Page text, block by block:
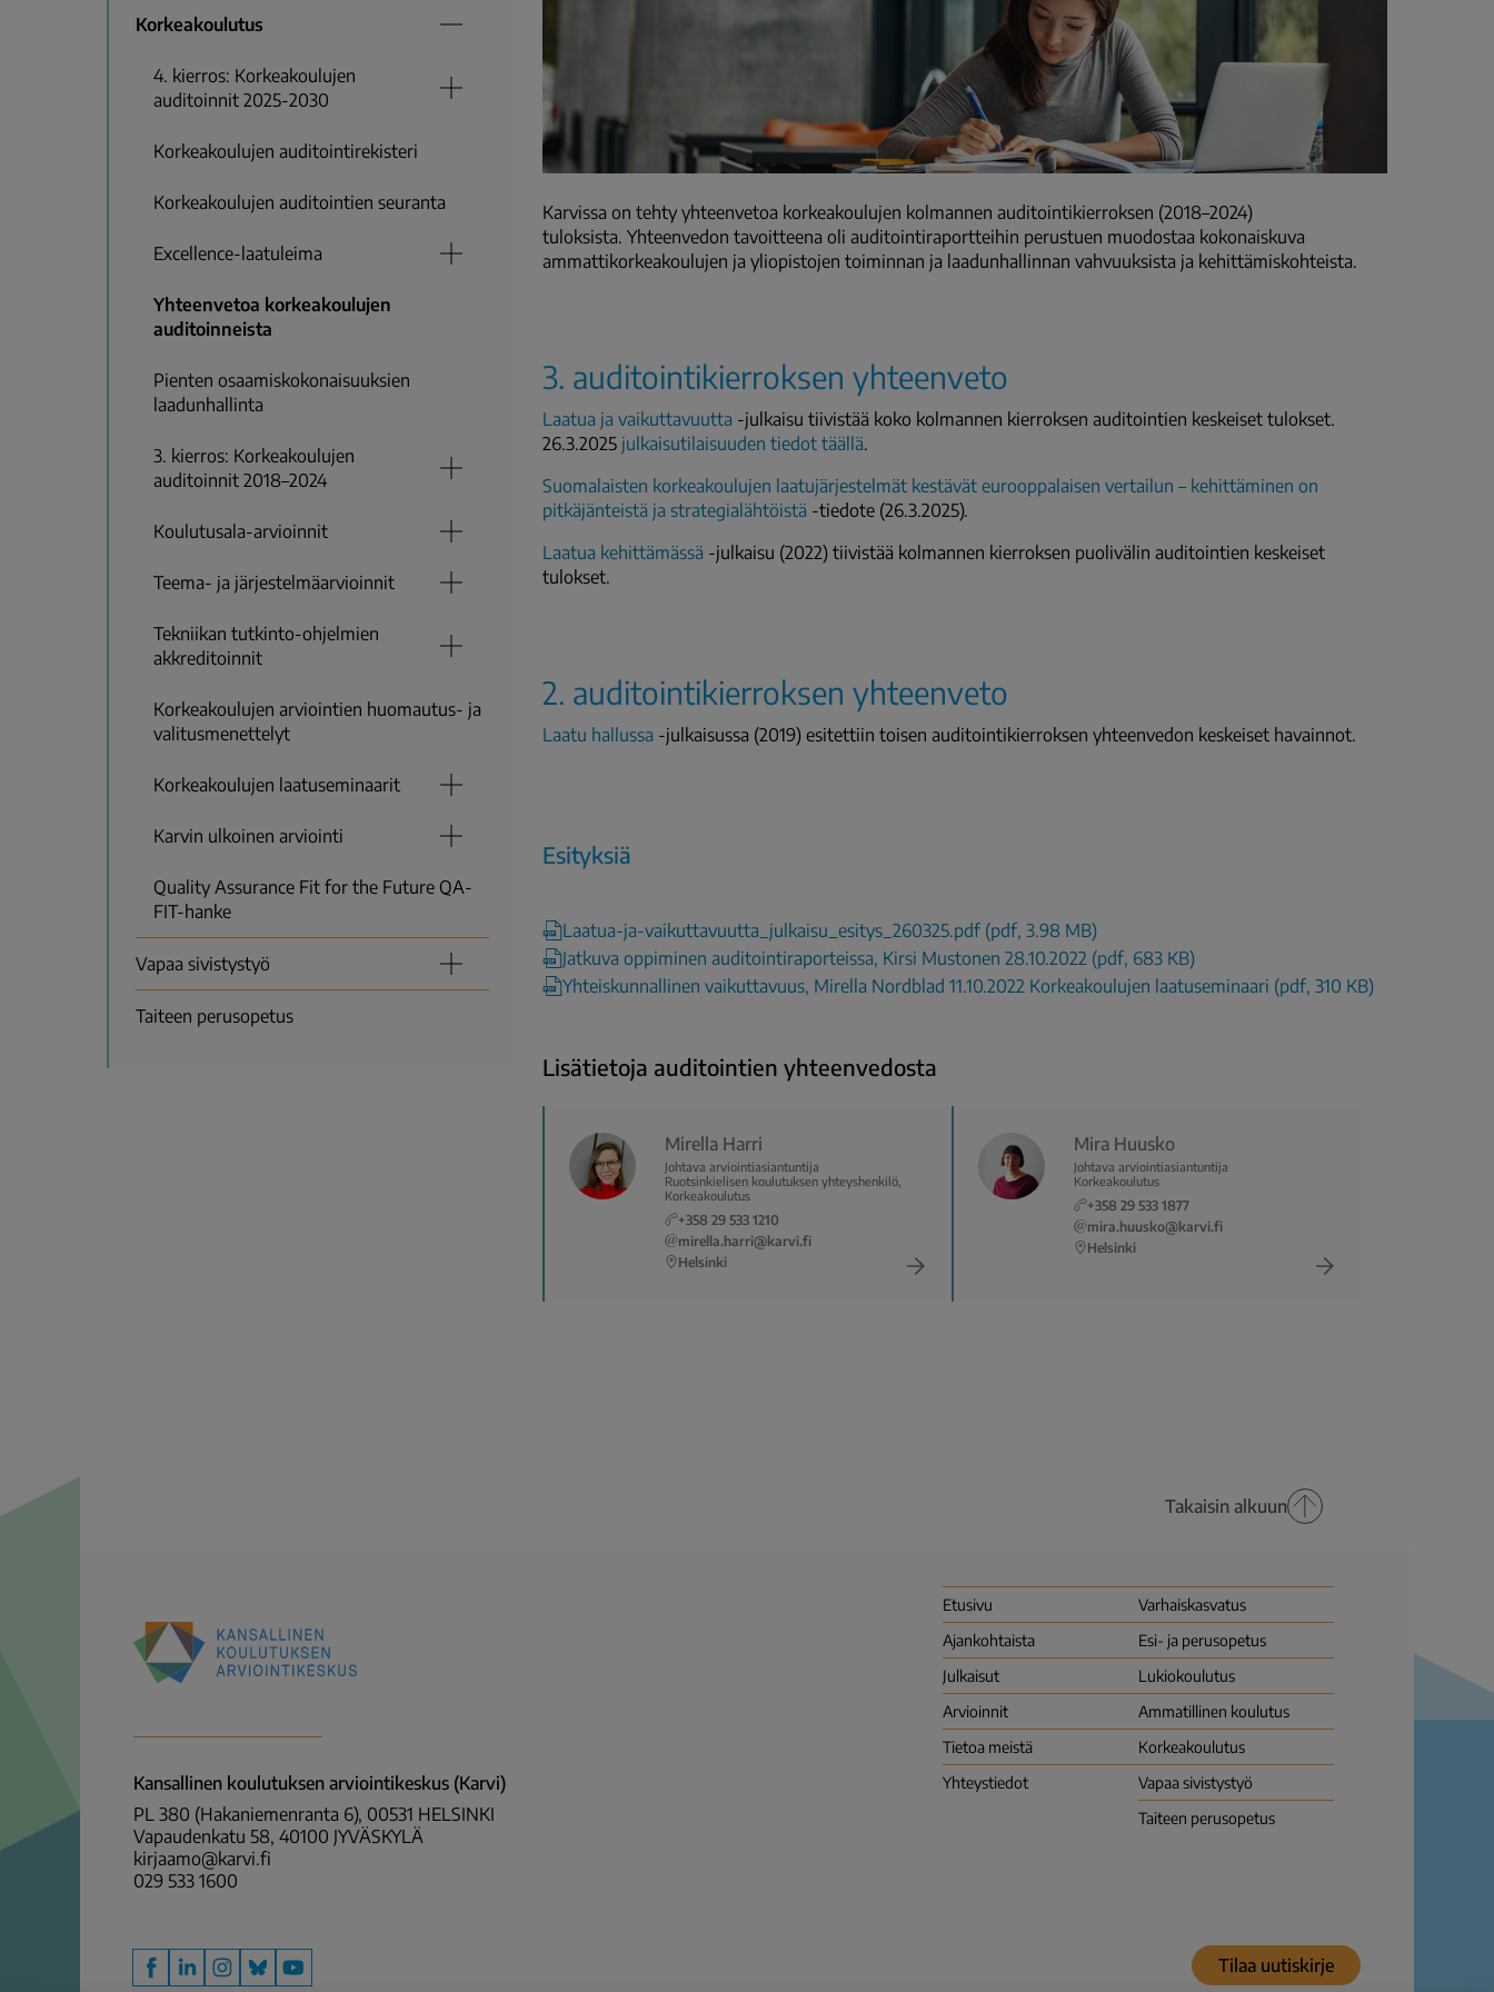
Karvissa on tehty yhteenvetoa korkeakoulujen kolmannen auditointikierroksen (2018–2024)
tuloksista. Yhteenvedon tavoitteena oli auditointiraportteihin perustuen muodostaa kokonaiskuva
ammattikorkeakoulujen ja yliopistojen toiminnan ja laadunhallinnan vahvuuksista ja kehittämiskohteista.
3. auditointikierroksen yhteenveto
Laatua ja vaikuttavuutta -julkaisu tiivistää koko kolmannen kierroksen auditointien keskeiset tulokset.
26.3.2025 julkaisutilaisuuden tiedot täällä.
Suomalaisten korkeakoulujen laatujärjestelmät kestävät eurooppalaisen vertailun – kehittäminen on
pitkäjänteistä ja strategialähtöistä -tiedote (26.3.2025).
Laatua kehittämässä -julkaisu (2022) tiivistää kolmannen kierroksen puolivälin auditointien keskeiset
tulokset.
2. auditointikierroksen yhteenveto
Laatu hallussa -julkaisussa (2019) esitettiin toisen auditointikierroksen yhteenvedon keskeiset havainnot.
Esityksiä
Laatua-ja-vaikuttavuutta_julkaisu_esitys_260325.pdf (pdf, 3.98 MB)
Jatkuva oppiminen auditointiraporteissa, Kirsi Mustonen 28.10.2022 (pdf, 683 KB)
Yhteiskunnallinen vaikuttavuus, Mirella Nordblad 11.10.2022 Korkeakoulujen laatuseminaari (pdf, 310 KB)
Lisätietoja auditointien yhteenvedosta
Mirella Harri
Johtava arviointiasiantuntija
Ruotsinkielisen koulutuksen yhteyshenkilö,
Korkeakoulutus
+358 29 533 1210
mirella.harri@karvi.fi
Helsinki
Mira Huusko
Johtava arviointiasiantuntija
Korkeakoulutus
+358 29 533 1877
mira.huusko@karvi.fi
Helsinki
Korkeakoulutus
4. kierros: Korkeakoulujen
auditoinnit 2025-2030
Korkeakoulujen auditointirekisteri
Korkeakoulujen auditointien seuranta
Excellence-laatuleima
Yhteenvetoa korkeakoulujen
auditoinneista
Pienten osaamiskokonaisuuksien
laadunhallinta
3. kierros: Korkeakoulujen
auditoinnit 2018–2024
Koulutusala-arvioinnit
Teema- ja järjestelmäarvioinnit
Tekniikan tutkinto-ohjelmien
akkreditoinnit
Korkeakoulujen arviointien huomautus- ja
valitusmenettelyt
Korkeakoulujen laatuseminaarit
Karvin ulkoinen arviointi
Quality Assurance Fit for the Future QA-
FIT-hanke
Vapaa sivistystyö
Taiteen perusopetus
Takaisin alkuun
arviointikeskus
Etusivu
Ajankohtaista
Julkaisut
Arvioinnit
Tietoa meistä
Yhteystiedot
Varhais­kasvatus
Esi- ja perusopetus
Lukio­koulutus
Ammatillinen koulutus
Korkea­koulutus
Vapaa sivistys­työ
Taiteen perusopetus
Kansallinen koulutuksen arviointikeskus (Karvi)
PL 380 (Hakaniemenranta 6), 00531 HELSINKI
Vapaudenkatu 58, 40100 JYVÄSKYLÄ
kirjaamo@karvi.fi
029 533 1600
Facebook
LinkedInInstagram
Bluesky Tilaa uutiskirje